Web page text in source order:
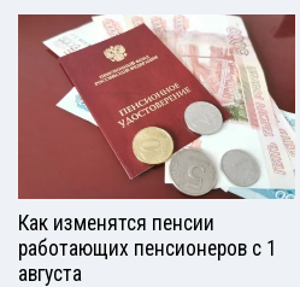
Как изменятся пенсии
работающих пенсионеров с 1
августа